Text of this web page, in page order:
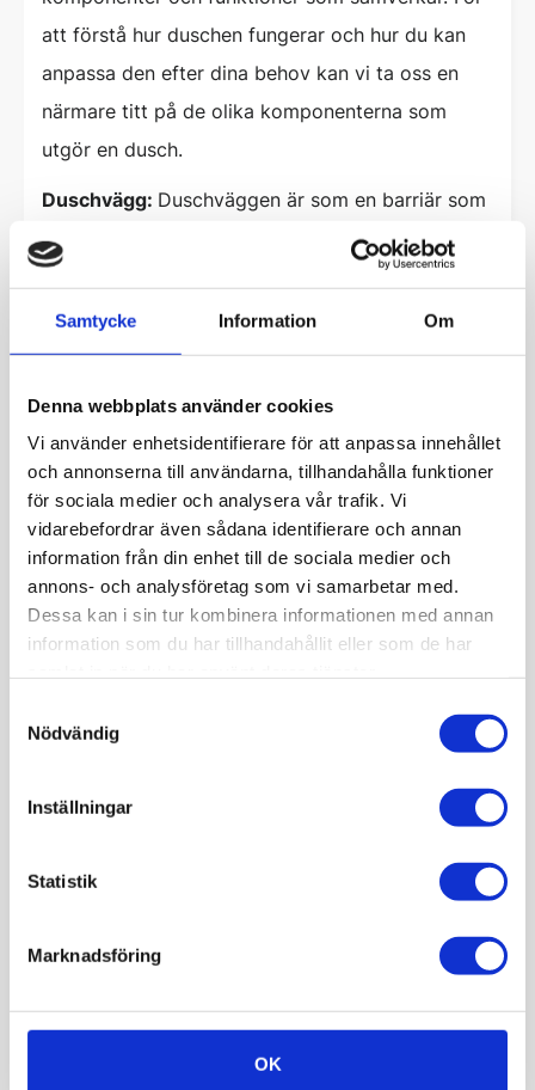
Samtycke Information Om
Denna webbplats använder cookies
Vi använder enhetsidentifierare för att anpassa innehållet
och annonserna till användarna, tillhandahålla funktioner
för sociala medier och analysera vår trafik. Vi
vidarebefordrar även sådana identifierare och annan
information från din enhet till de sociala medier och
annons- och analysföretag som vi samarbetar med.
Dessa kan i sin tur kombinera informationen med annan
information som du har tillhandahållit eller som de har
Nödvändig
Inställningar
Statistik
Marknadsföring
OK
att förstå hur duschen fungerar och hur du kan
anpassa den efter dina behov kan vi ta oss en
närmare titt på de olika komponenterna som
utgör en dusch.
Duschvägg: Duschväggen är som en barriär som
separerar duschen från resten av badrummet.
Den är oftast gjord av glas eller plast och
fungerar som en vägg för att stoppa vatten från
att spruta överallt. Ibland kan duschväggen ha
Duschhörn:Ett duschhörn är en speciell typ av
duschlösning som är utformad för att passa
perfekt i hörnet av ditt badrum. Det har vanligtvis
två glasväggar som möts i en vinkel och en dörr
som ger åtkomst till duschen. Duschhörn är
optimera utrymmet i sitt badrum. Precis som med
duschväggarna kan duschhörn också ha synliga
duschlösning med väggar och en dörr som kan
innesluta duschområdet och förhindra
Duschblandare:Duschblandaren är som en kran
som du vrider på för att få vatten när du duschar.